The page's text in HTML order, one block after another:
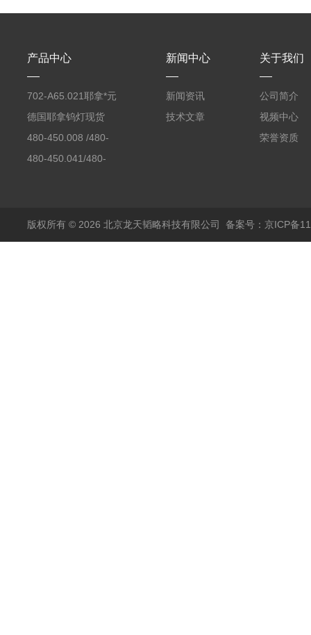
产品中心
702-A65.021耶拿*元
素分析仪反应罐
德国耶拿钨灯现货
480-450.008 /480-
450.008C耶拿镉Cd空
480-450.041/480-
包邮
新闻中心
新闻资讯
技术文章
关于我们
公司简介
视频中心
荣誉资质
版权所有 © 2026 北京龙天韬略科技有限公司 备案号：京ICP备